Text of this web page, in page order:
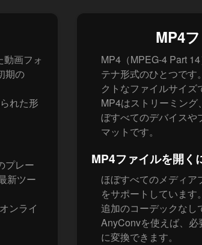
画フォ
期の
れた形
プレー
新ツー
ンライ
MP4
MP4（MPEG-4 Part
テナ形式のひとつで
クトなファイルサイ
MP4はストリーミン
ぼすべてのデバイスや
マットです。
MP4ファイルを開く
ほぼすべてのメディ
をサポートしていま
追加のコーデックなし
AnyConvを使えば、
に変換できます。